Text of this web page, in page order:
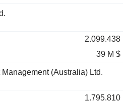
2.099.438
39 M $
(Australia) Ltd.
1.795.810